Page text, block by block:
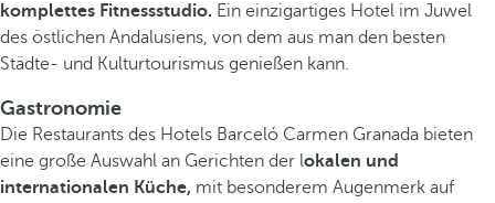
komplettes Fitnessstudio. Ein einzigartiges Hotel im Juwel
des östlichen Andalusiens, von dem aus man den besten
Städte- und Kulturtourismus genießen kann.
Gastronomie
Die Restaurants des Hotels Barceló Carmen Granada bieten
eine große Auswahl an Gerichten der lokalen und
internationalen Küche, mit besonderem Augenmerk auf